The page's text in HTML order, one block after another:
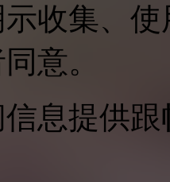
收集、
意。
信息提供